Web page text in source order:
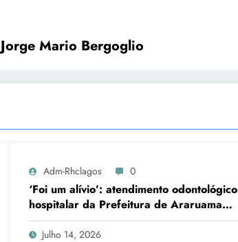
Morre aos 88 anos o papa Francisco, Jorge Mario Bergoglio
Adm-Rhclagos 0
‘Foi um alívio’: atendimento odontológico
hospitalar da Prefeitura de Araruama
transforma rotina de famílias atípicas
Julho 14, 2026